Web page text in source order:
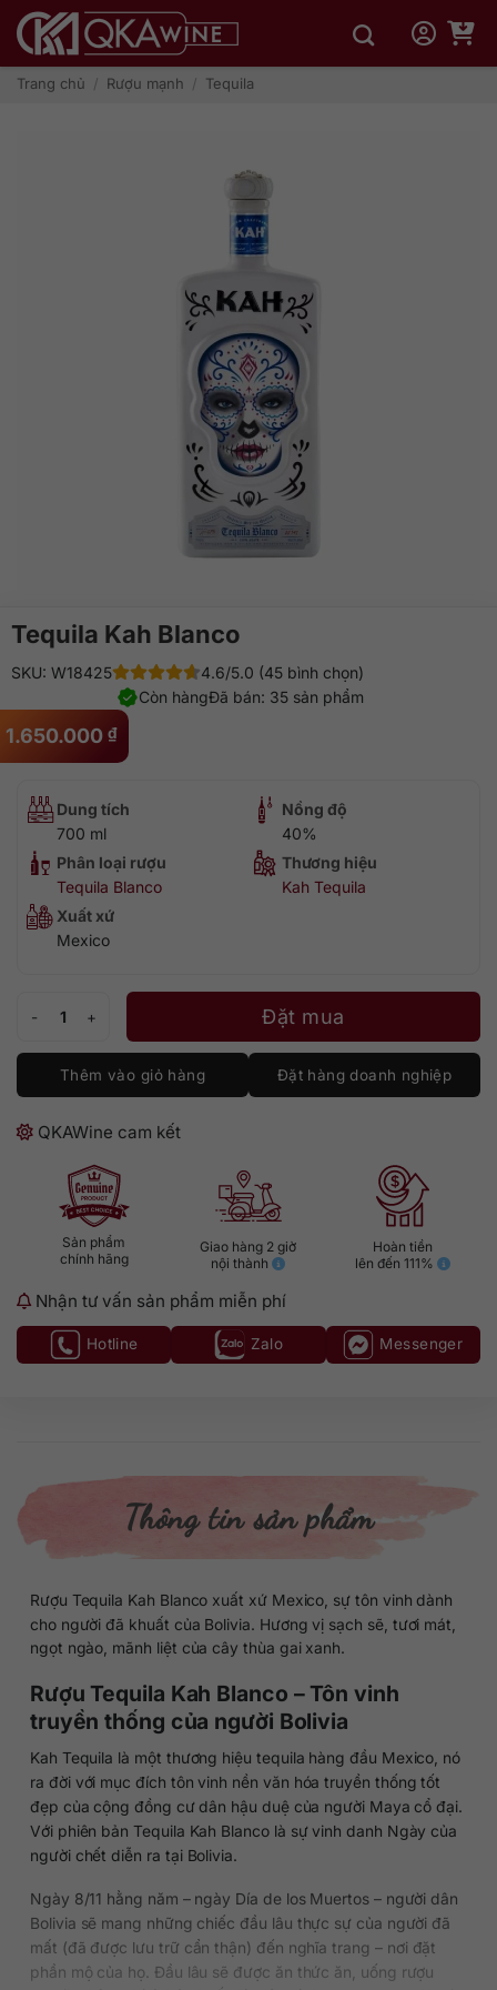
qua
dungTrang chủ / Rượu mạnh / Tequila
Tequila Kah Blanco
1.650.000 ₫
SKU: W18425
4.6/5.0 (45 bình chọn)
Đã bán: 35 sản phẩm
Còn hàng
Dung tích
700 ml
Nồng độ
40%
Phân loại rượu
Tequila Blanco
Thương hiệu
Kah Tequila
Xuất xứ
Mexico
Đặt mua
Thêm vào giỏ hàng Đặt hàng doanh nghiệp
QKAWine cam kết
Sản phẩm
chính hãng
Giao hàng 2 giờ
nội thành
Hoàn tiền
lên đến 111%
Nhận tư vấn sản phẩm miễn phí
Hotline Zalo Messenger
Thông tin sản phẩm
Rượu Tequila Kah Blanco xuất xứ Mexico, sự tôn vinh dành
cho người đã khuất của Bolivia. Hương vị sạch sẽ, tươi mát,
ngọt ngào, mãnh liệt của cây thùa gai xanh.
Rượu Tequila Kah Blanco – Tôn vinh
truyền thống của người Bolivia
Kah Tequila là một thương hiệu tequila hàng đầu Mexico, nó
ra đời với mục đích tôn vinh nền văn hóa truyền thống tốt
đẹp của cộng đồng cư dân hậu duệ của người Maya cổ đại.
Với phiên bản Tequila Kah Blanco là sự vinh danh Ngày của
người chết diễn ra tại Bolivia.
Ngày 8/11 hằng năm – ngày Día de los Muertos – người dân
Bolivia sẽ mang những chiếc đầu lâu thực sự của người đã
mất (đã được lưu trữ cẩn thận) đến nghĩa trang – nơi đặt
phần mộ của họ. Đầu lâu sẽ được ăn thức ăn, uống rượu